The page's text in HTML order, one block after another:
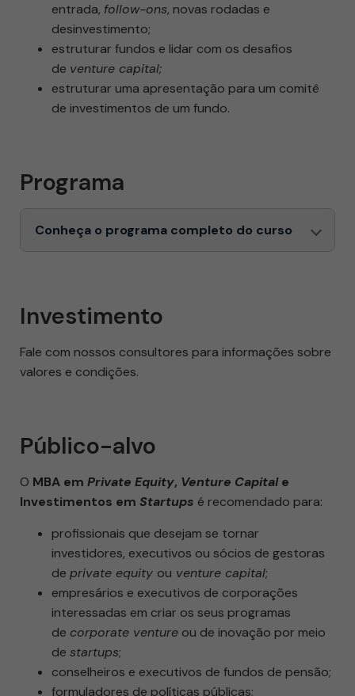
entrada, follow-ons, novas rodadas e
desinvestimento;
estruturar fundos e lidar com os desafios
de venture capital;
estruturar uma apresentação para um comitê
de investimentos de um fundo.
Programa
Conheça o programa completo do curso
Investimento
Fale com nossos consultores para informações sobre
valores e condições.
Público-alvo
O MBA em Private Equity, Venture Capitale
Investimentos em Startups é recomendado para:
profissionais que desejam se tornar
investidores, executivos ou sócios de gestoras
de private equity ou venture capital;
empresários e executivos de corporações
interessadas em criar os seus programas
de corporate venture ou de inovação por meio
de startups;
conselheiros e executivos de fundos de pensão;
formuladores de políticas públicas;